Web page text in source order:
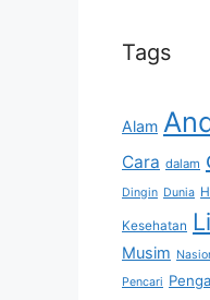
Tags
Alam
Cara dalam
Dingin Dunia
Kesehatan
Musim
Pencari